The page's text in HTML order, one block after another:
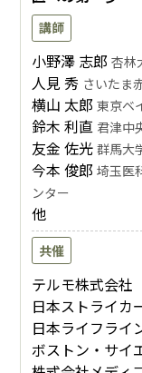
講師
小野澤 志郎 杏林
人見 秀 さいたま
横山 太郎 東京ベ
鈴木 利直 君津中
友金 佐光 群馬大
今本 俊郎 埼玉医
ンター
他
共催
テルモ株式会社
日本ストライカ
日本ライフライ
ボストン・サイ